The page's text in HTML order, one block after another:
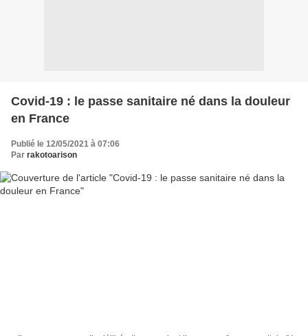
Covid-19 : le passe sanitaire né dans la douleur
en France
Publié le 12/05/2021 à 07:06
Par rakotoarison